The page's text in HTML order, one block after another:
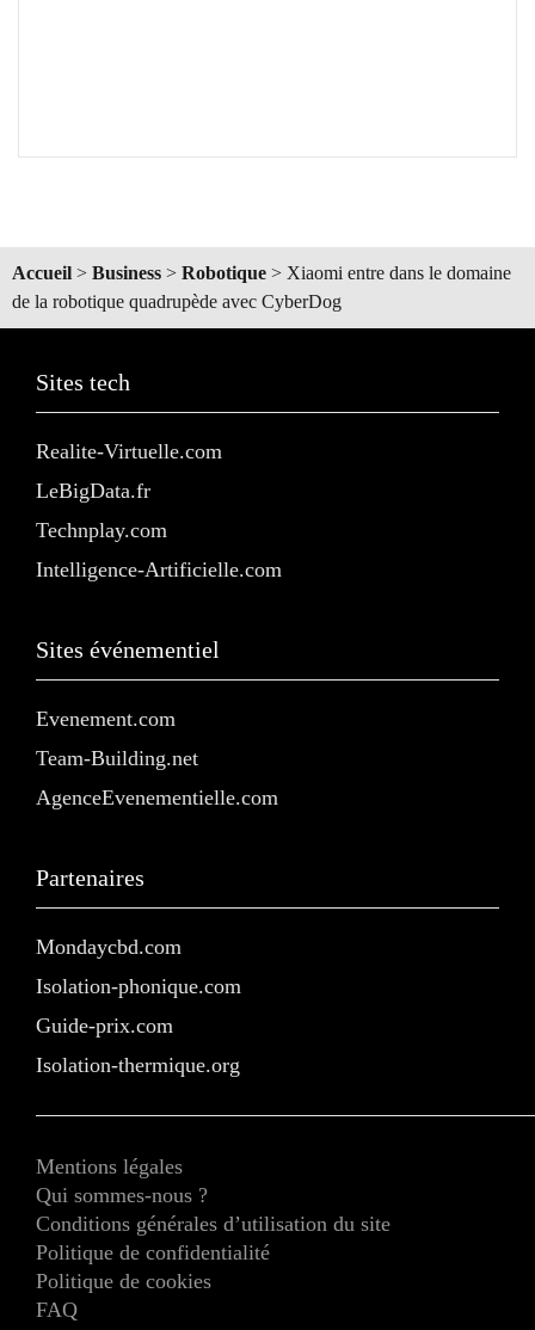
Accueil > Business > Robotique > Xiaomi entre dans le domaine
de la robotique quadrupède avec CyberDog
Sites tech
Realite-Virtuelle.com
LeBigData.fr
Technplay.com
Intelligence-Artificielle.com
Sites événementiel
Evenement.com
Team-Building.net
AgenceEvenementielle.com
Partenaires
Mondaycbd.com
Isolation-phonique.com
Guide-prix.com
Isolation-thermique.org
Mentions légales
Qui sommes-nous ?
Conditions générales d’utilisation du site
Politique de confidentialité
Politique de cookies
FAQ